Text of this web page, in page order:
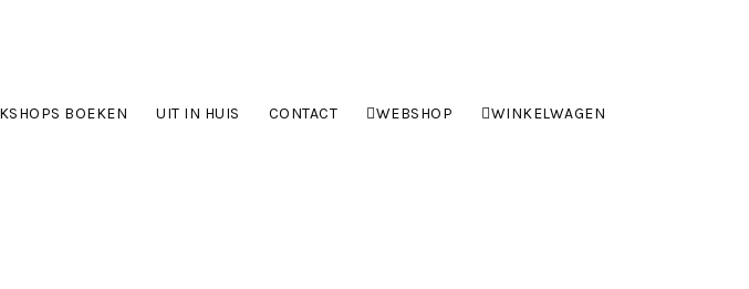
BOEKEN UIT IN HUIS CONTACT WEBSHOP WINKELWAGEN